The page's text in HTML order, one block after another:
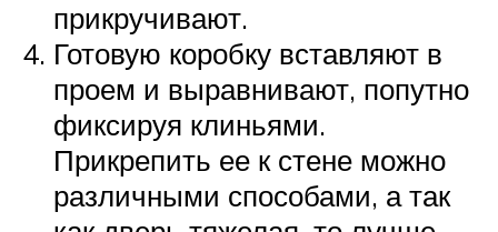
прикручивают.
Готовую коробку вставляют в
проем и выравнивают, попутно
фиксируя клиньями.
Прикрепить ее к стене можно
различными способами, а так